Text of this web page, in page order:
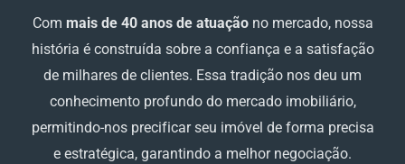
Com mais de 40 anos de atuaçãono mercado, nossa
história é construída sobre a confiança e a satisfação
de milhares de clientes. Essa tradição nos deu um
conhecimento profundo do mercado imobiliário,
permitindo-nos precificar seu imóvel de forma precisa
e estratégica, garantindo a melhor negociação.